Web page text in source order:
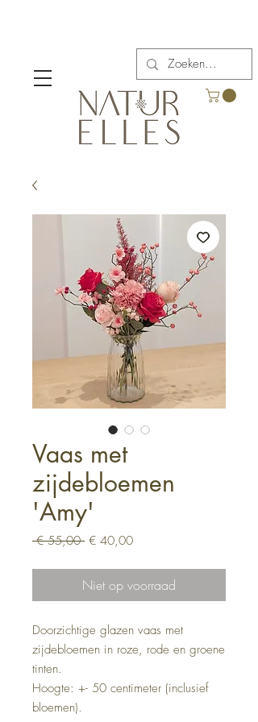
Vaas met
zijdebloemen
'Amy'
€ 55,00 Normale
€ 40,00Verkoopprijs
Niet op voorraad
Doorzichtige glazen vaas met
zijdebloemen in roze, rode en groene
tinten.
Hoogte: +- 50 centimeter (inclusief
bloemen).